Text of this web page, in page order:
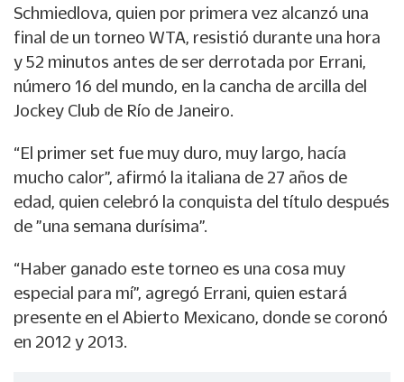
Schmiedlova, quien por primera vez alcanzó una
final de un torneo WTA, resistió durante una hora
y 52 minutos antes de ser derrotada por Errani,
número 16 del mundo, en la cancha de arcilla del
Jockey Club de Río de Janeiro.
“El primer set fue muy duro, muy largo, hacía
mucho calor”, afirmó la italiana de 27 años de
edad, quien celebró la conquista del título después
de ”una semana durísima”.
“Haber ganado este torneo es una cosa muy
especial para mí”, agregó Errani, quien estará
presente en el Abierto Mexicano, donde se coronó
en 2012 y 2013.